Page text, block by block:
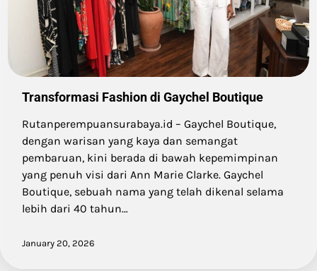
Transformasi Fashion di Gaychel Boutique
Rutanperempuansurabaya.id – Gaychel Boutique,
dengan warisan yang kaya dan semangat
pembaruan, kini berada di bawah kepemimpinan
yang penuh visi dari Ann Marie Clarke. Gaychel
Boutique, sebuah nama yang telah dikenal selama
lebih dari 40 tahun…
January 20, 2026